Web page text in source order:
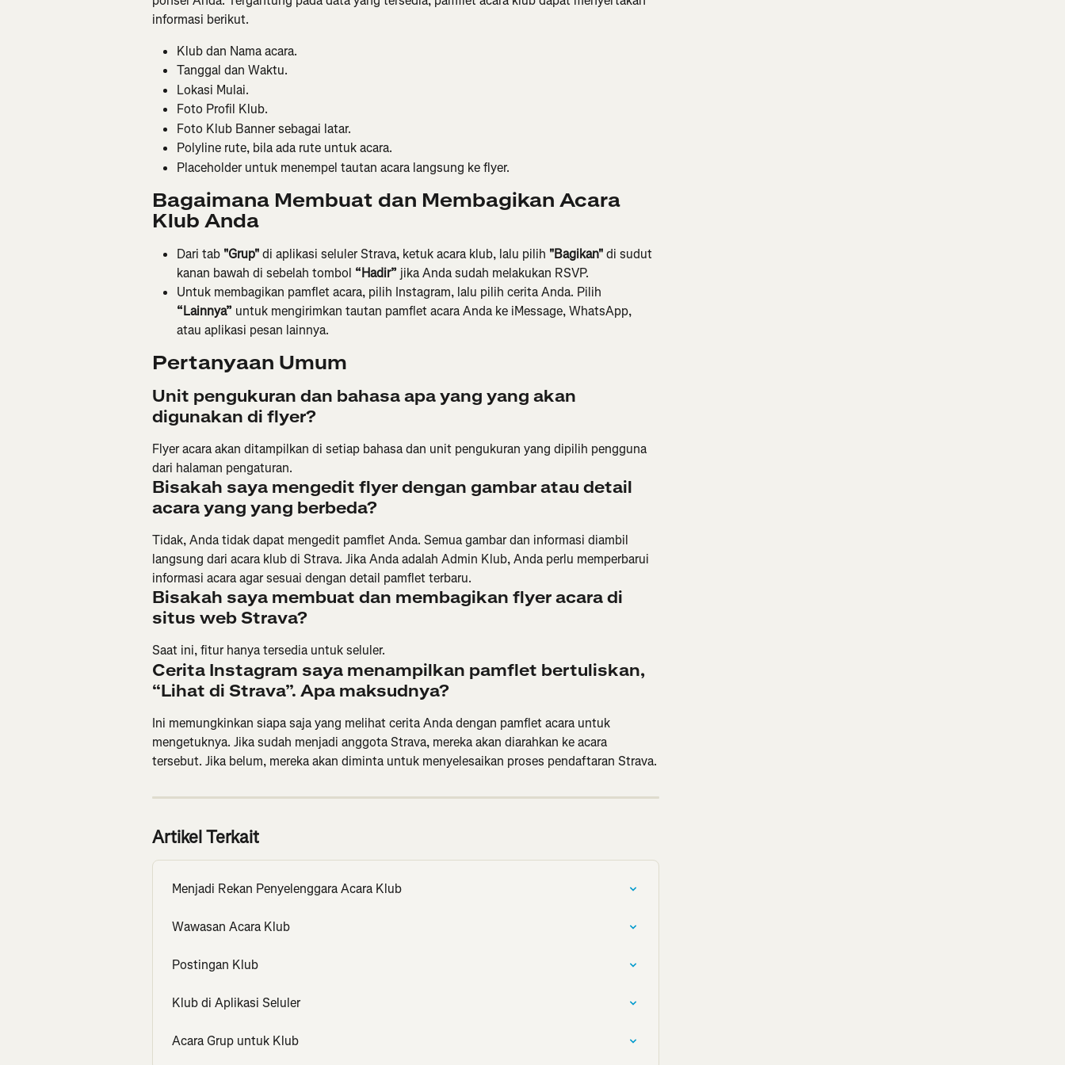
informasi berikut.
Klub dan Nama acara.
Tanggal dan Waktu.
Lokasi Mulai.
Foto Profil Klub.
Foto Klub Banner sebagai latar.
Polyline rute, bila ada rute untuk acara.
Placeholder untuk menempel tautan acara langsung ke flyer.
Bagaimana Membuat dan Membagikan Acara
Klub Anda
Dari tab "Grup" di aplikasi seluler Strava, ketuk acara klub, lalu pilih "Bagikan" di sudut
kanan bawah di sebelah tombol “Hadir” jika Anda sudah melakukan RSVP.
Untuk membagikan pamflet acara, pilih Instagram, lalu pilih cerita Anda. Pilih
“Lainnya” untuk mengirimkan tautan pamflet acara Anda ke iMessage, WhatsApp,
atau aplikasi pesan lainnya.
Pertanyaan Umum
Unit pengukuran dan bahasa apa yang yang akan
digunakan di flyer?
Flyer acara akan ditampilkan di setiap bahasa dan unit pengukuran yang dipilih pengguna
dari halaman pengaturan.
Bisakah saya mengedit flyer dengan gambar atau detail
acara yang yang berbeda?
Tidak, Anda tidak dapat mengedit pamflet Anda. Semua gambar dan informasi diambil
langsung dari acara klub di Strava. Jika Anda adalah Admin Klub, Anda perlu memperbarui
informasi acara agar sesuai dengan detail pamflet terbaru.
Bisakah saya membuat dan membagikan flyer acara di
situs web Strava?
Saat ini, fitur hanya tersedia untuk seluler.
Cerita Instagram saya menampilkan pamflet bertuliskan,
“Lihat di Strava”. Apa maksudnya?
Ini memungkinkan siapa saja yang melihat cerita Anda dengan pamflet acara untuk
mengetuknya. Jika sudah menjadi anggota Strava, mereka akan diarahkan ke acara
tersebut. Jika belum, mereka akan diminta untuk menyelesaikan proses pendaftaran Strava.
Artikel Terkait
Menjadi Rekan Penyelenggara Acara Klub
Wawasan Acara Klub
Postingan Klub
Klub di Aplikasi Seluler
Acara Grup untuk Klub